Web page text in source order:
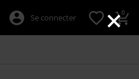
×
Se connecter 0